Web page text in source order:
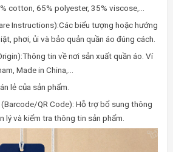
cotton, 65% polyester, 35% viscose,…
Instructions):Các biểu tượng hoặc hướng
phơi, ủi và bảo quản quần áo đúng cách.
tin về nơi sản xuất quần áo. Ví
Made in China,…
lẻ của sản phẩm.
(Barcode/QR Code): Hỗ trợ bổ sung thông
lý và kiểm tra thông tin sản phẩm.